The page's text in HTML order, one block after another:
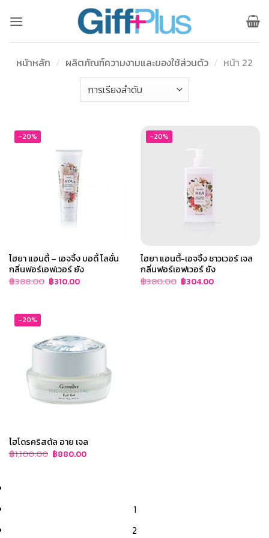
หน้าหลัก / ผลิตภัณฑ์ความงามและของใช้ส่วนตัว / หน้า 22
-20%
ไฮยา แอนตี้ – เอจจิ้ง บอดี้ โลชั่น
กลิ่นฟอร์เอฟเวอร์ ยัง
฿388.00 Original
price
฿310.00Current
price
-20%
ไฮยา แอนตี้-เอจจิ้ง ชาวเวอร์ เจล
กลิ่นฟอร์เอฟเวอร์ ยัง
฿380.00 Original
price
฿304.00Current
price
-20%
ไฮโดรคริสตัล อาย เจล
฿1,100.00 Original
price
฿880.00Current
price
1
2